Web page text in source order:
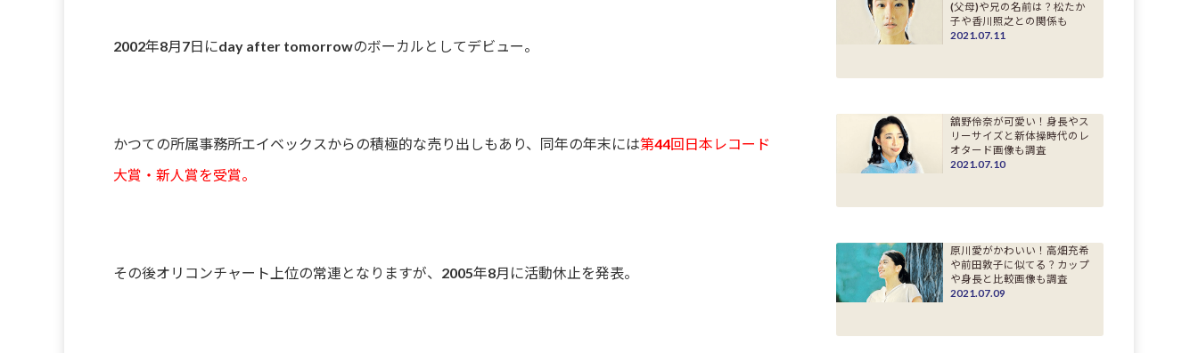
2002年8月7日にday after tomorrowのボーカルとしてデビュー。
かつての所属事務所エイベックスからの積極的な売り出しもあり、同年の年末には第44回日本レコード
大賞・新人賞を受賞。
その後オリコンチャート上位の常連となりますが、2005年8月に活動休止を発表。
(父母)や兄の名前は？松たか
子や香川照之との関係も
2021.07.11
舘野伶奈が可愛い！身長やス
リーサイズと新体操時代のレ
オタード画像も調査
2021.07.10
原川愛がかわいい！高畑充希
や前田敦子に似てる？カップ
や身長と比較画像も調査
2021.07.09